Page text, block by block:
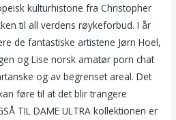
kulturhistorie fra Christopher
til all verdens røykeforbud. I år
de fantastiske artistene Jørn Hoel,
og Lise norsk amatør porn chat
og av begrenset areal. Det
føre til at det blir trangere
TIL DAME ULTRA kollektionen er